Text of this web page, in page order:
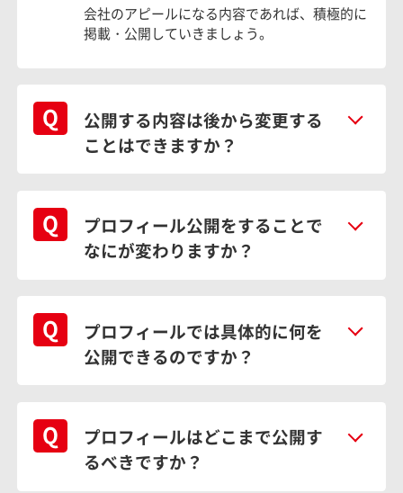
会社のアピールになる内容であれば、積極的に
掲載・公開していきましょう。
公開する内容は後から変更する
ことはできますか？
プロフィール公開をすることで
なにが変わりますか？
プロフィールでは具体的に何を
公開できるのですか？
プロフィールはどこまで公開す
るべきですか？